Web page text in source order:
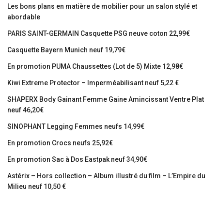
Les bons plans en matière de mobilier pour un salon stylé et
abordable
PARIS SAINT-GERMAIN Casquette PSG neuve coton 22,99€
Casquette Bayern Munich neuf 19,79€
En promotion PUMA Chaussettes (Lot de 5) Mixte 12,98€
Kiwi Extreme Protector – Imperméabilisant neuf 5,22 €
SHAPERX Body Gainant Femme Gaine Amincissant Ventre Plat
neuf 46,20€
SINOPHANT Legging Femmes neufs 14,99€
En promotion Crocs neufs 25,92€
En promotion Sac à Dos Eastpak neuf 34,90€
Astérix – Hors collection – Album illustré du film – L’Empire du
Milieu neuf 10,50 €